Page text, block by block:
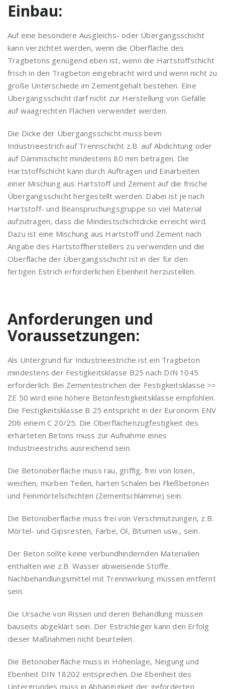
Einbau:
Auf eine besondere Ausgleichs- oder Übergangsschicht
kann verzichtet werden, wenn die Oberfläche des
Tragbetons genügend eben ist, wenn die Hartstoffschicht
frisch in den Tragbeton eingebracht wird und wenn nicht zu
große Unterschiede im Zementgehalt bestehen. Eine
Übergangsschicht darf nicht zur Herstellung von Gefälle
auf waagrechten Flächen verwendet werden.
Die Dicke der Übergangsschicht muss beim
Industrieestrich auf Trennschicht z.B. auf Abdichtung oder
auf Dämmschicht mindestens 80 mm betragen. Die
Hartstoffschicht kann durch Auftragen und Einarbeiten
einer Mischung aus Hartstoff und Zement auf die frische
Übergangsschicht hergestellt werden. Dabei ist je nach
Hartstoff- und Beanspruchungsgruppe so viel Material
aufzutragen, dass die Mindestschichtdicke erreicht wird.
Dazu ist eine Mischung aus Hartstoff und Zement nach
Angabe des Hartstoffherstellers zu verwenden und die
Oberfläche der Übergangsschicht ist in der für den
fertigen Estrich erforderlichen Ebenheit herzustellen.
Anforderungen und
Voraussetzungen:
Als Untergrund für Industrieestriche ist ein Tragbeton
mindestens der Festigkeitsklasse B25 nach DIN 1045
erforderlich. Bei Zementestrichen der Festigkeitsklasse >=
ZE 50 wird eine höhere Betonfestigkeitsklasse empfohlen.
Die Festigkeitsklasse B 25 entspricht in der Euronorm ENV
206 einem C 20/25. Die Oberflächenzugfestigkeit des
erhärteten Betons muss zur Aufnahme eines
Industrieestrichs ausreichend sein.
Die Betonoberfläche muss rau, griffig, frei von losen,
weichen, mürben Teilen, harten Schalen bei Fließbetonen
und Feinmörtelschichten (Zementschlämme) sein.
Die Betonoberfläche muss frei von Verschmutzungen, z.B.
Mörtel- und Gipsresten, Farbe, Öl, Bitumen usw., sein.
Der Beton sollte keine verbundhindernden Materialien
enthalten wie z.B. Wasser abweisende Stoffe.
Nachbehandlungsmittel mit Trennwirkung müssen entfernt
sein.
Die Ursache von Rissen und deren Behandlung müssen
bauseits abgeklärt sein. Der Estrichleger kann den Erfolg
dieser Maßnahmen nicht beurteilen.
Die Betonoberfläche muss in Höhenlage, Neigung und
Ebenheit DIN 18202 entsprechen. Die Ebenheit des
Untergrundes muss in Abhängigkeit der geforderten